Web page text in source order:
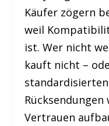
Käufer zögern
weil
ist. Wer nicht
kauft nicht –
Vertrauen